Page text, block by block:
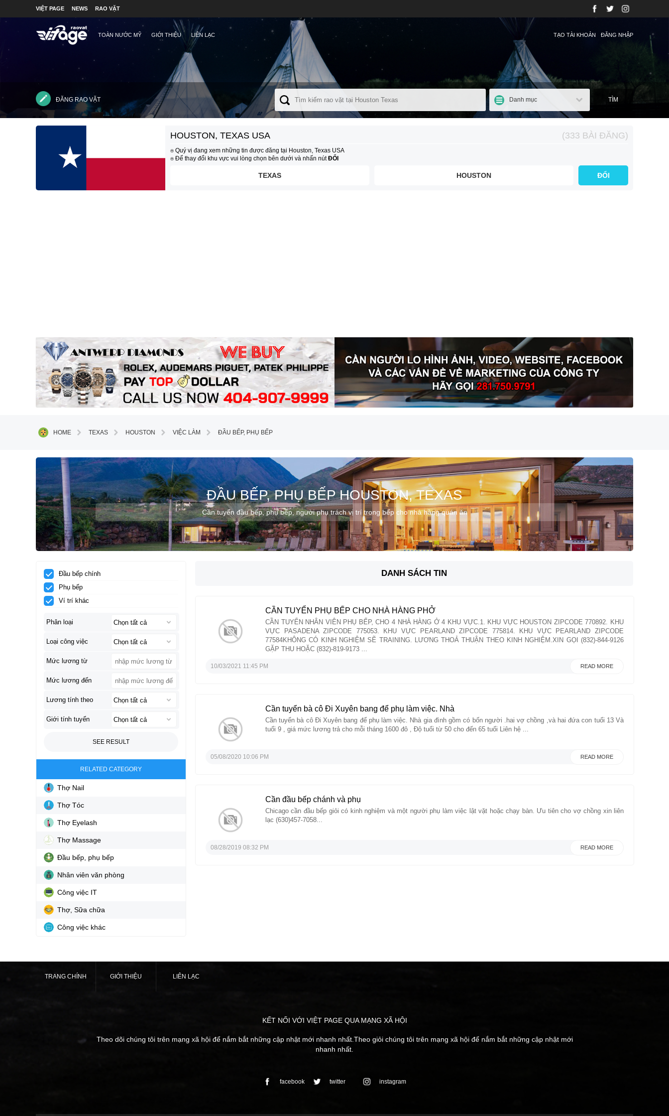
VIỆT PAGE NEWS RAO VẶT
TOÀN NƯỚC MỸ GIỚI THIỆU LIÊN LẠC ĐĂNG NHẬP
TẠO TÀI KHOẢN
ĐĂNG RAO VẶT Danh mục TÌM
HOUSTON, TEXAS USA (333 BÀI ĐĂNG)
⍟ Quý vị đang xem những tin được đăng tại Houston, Texas USA
⍟ Để thay đổi khu vực vui lòng chọn bên dưới và nhấn nútĐỔI
TEXAS HOUSTON ĐỔI
HOME TEXAS HOUSTON VIỆC LÀM ĐẦU BẾP, PHỤ BẾP
ĐẦU BẾP, PHỤ BẾP HOUSTON, TEXAS
Cần tuyển đầu bếp, phụ bếp, người phụ trách vị trí trong bếp cho nhà hàng quán ăn
Đầu bếp chính
Phụ bếp
Ví trí khác
Phân loại
Loại công việc
Mức lương từ
Mức lương đến
Lương tính theo
Giới tính tuyển
SEE RESULT
RELATED CATEGORY
Thợ Nail
Thợ Tóc
Thợ Eyelash
Thợ Massage
Đầu bếp, phụ bếp
Nhân viên văn phòng
Công việc IT
Thợ, Sữa chữa
Công việc khác
DANH SÁCH TIN
CẦN TUYỂN PHỤ BẾP CHO NHÀ HÀNG PHỞ
CẦN TUYỂN NHÂN VIÊN PHỤ BẾP, CHO 4 NHÀ HÀNG Ở 4 KHU VỰC.1. KHU VỰC HOUSTON ZIPCODE 770892. KHU
VỰC PASADENA ZIPCODE 775053. KHU VỰC PEARLAND ZIPCODE 775814. KHU VỰC PEARLAND ZIPCODE
77584KHÔNG CÓ KINH NGHIỆM SẼ TRAINING. LƯƠNG THOẢ THUẬN THEO KINH NGHIỆM.XIN GỌI (832)-844-9126
GẶP THU HOẶC (832)-819-9173 ...
10/03/2021 11:45 PM READ MORE
Cần tuyển bà cô Đi Xuyên bang để phụ làm việc. Nhà
Cần tuyển bà cô Đi Xuyên bang để phụ làm việc. Nhà gia đình gồm có bốn người .hai vợ chồng ,và hai đứa con tuổi 13 Và
tuổi 9 , giá mức lương trả cho mỗi tháng 1600 đô , Độ tuổi từ 50 cho đến 65 tuổi Liên hệ ...
05/08/2020 10:06 PM READ MORE
Cần đầu bếp chánh và phụ
Chicago cần đầu bếp giỏi có kinh nghiệm và một người phụ làm việc lật vặt hoặc chạy bàn. Ưu tiên cho vợ chồng xin liên
lạc (630)457-7058...
08/28/2019 08:32 PM READ MORE
TRANG CHÍNH GIỚI THIỆU LIÊN LẠC
KẾT NỐI VỚI VIỆT PAGE QUA MẠNG XÃ HỘI
Theo dõi chúng tôi trên mạng xã hội để nắm bắt những cập nhật mới nhanh nhất.Theo giỏi chúng tôi trên mạng xã hội để nắm bắt những cập nhật mới
nhanh nhất.
facebook twitter instagram